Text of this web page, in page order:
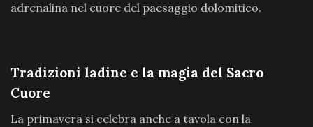
adrenalina nel cuore del paesaggio dolomitico.
Tradizioni ladine e la magia del Sacro
Cuore
La primavera si celebra anche a tavola con la